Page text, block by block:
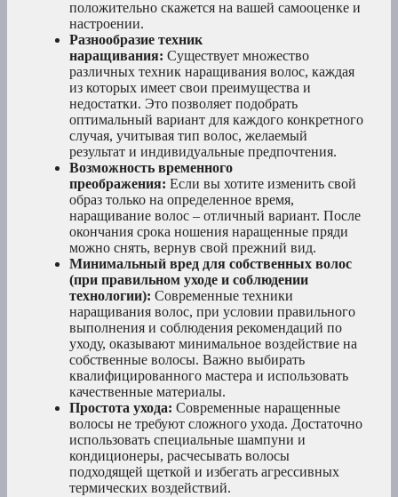
положительно скажется на вашей самооценке и
настроении.
Разнообразие техник
наращивания: Существует множество
различных техник наращивания волос, каждая
из которых имеет свои преимущества и
недостатки. Это позволяет подобрать
оптимальный вариант для каждого конкретного
случая, учитывая тип волос, желаемый
результат и индивидуальные предпочтения.
Возможность временного
преображения: Если вы хотите изменить свой
образ только на определенное время,
наращивание волос – отличный вариант. После
окончания срока ношения наращенные пряди
можно снять, вернув свой прежний вид.
Минимальный вред для собственных волос
(при правильном уходе и соблюдении
технологии): Современные техники
наращивания волос, при условии правильного
выполнения и соблюдения рекомендаций по
уходу, оказывают минимальное воздействие на
собственные волосы. Важно выбирать
квалифицированного мастера и использовать
качественные материалы.
Простота ухода: Современные наращенные
волосы не требуют сложного ухода. Достаточно
использовать специальные шампуни и
кондиционеры, расчесывать волосы
подходящей щеткой и избегать агрессивных
термических воздействий.